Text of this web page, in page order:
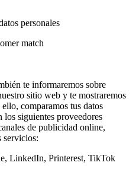
personales
match
te informaremos sobre
sitio web y te mostraremos
comparamos tus datos
los siguientes proveedores
de publicidad online,
servicios:
LinkedIn, Printerest, TikTok